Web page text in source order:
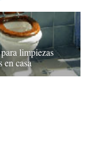
limpiezas
en casa